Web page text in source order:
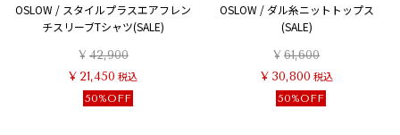
OSLOW / スタイルプラスエアフレン
チスリーブTシャツ(SALE)
¥42,900
¥ 21,450 税込
50%OFF
OSLOW / ダル糸ニットトップス
(SALE)
¥61,600
¥ 30,800 税込
50%OFF